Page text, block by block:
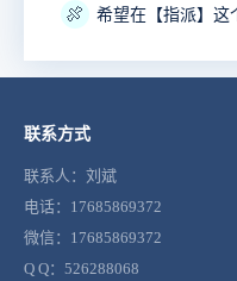
🍖
联系方式
联系人：刘斌
电话：17685869372
微信：17685869372
Q Q：526288068